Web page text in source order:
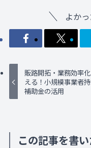
よか
販路開拓・業務効率
える！小規模事業者
補助金の活用
この記事を書